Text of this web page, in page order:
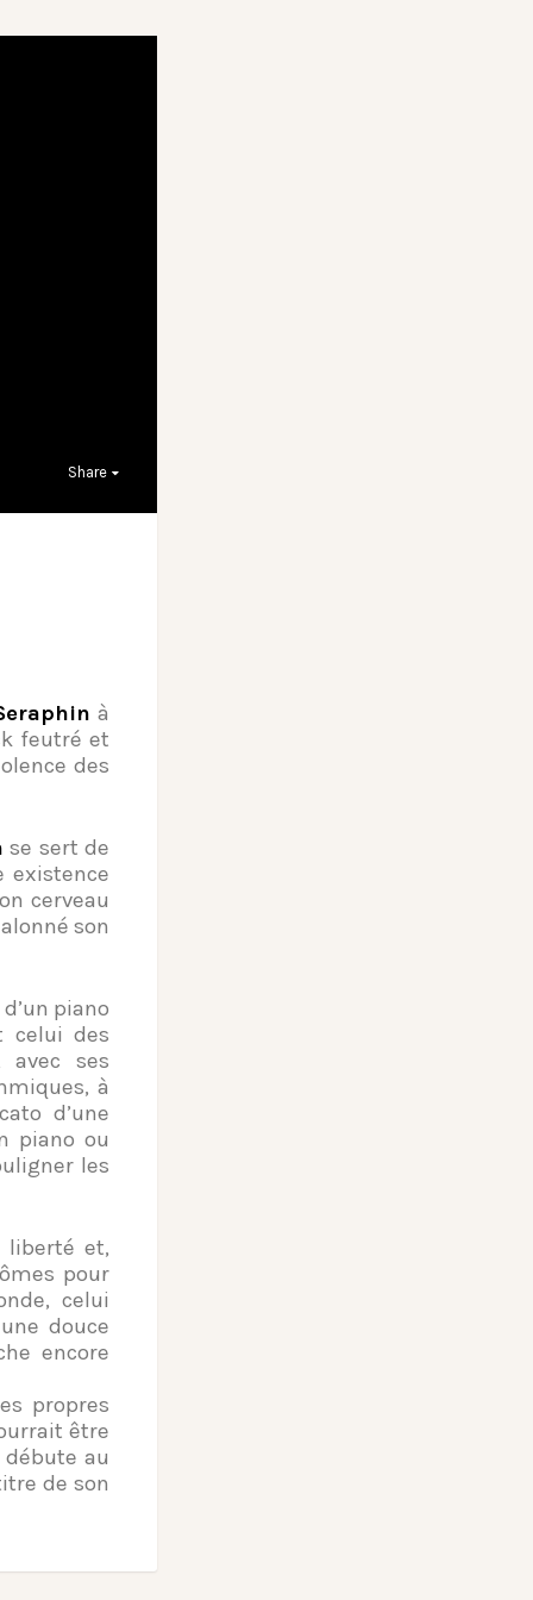
Share
à
feutré et
des
se sert de
existence
cerveau
son
piano
celui des
avec ses
à
d’une
piano ou
les
et,
pour
celui
douce
encore
propres
être
au
de son